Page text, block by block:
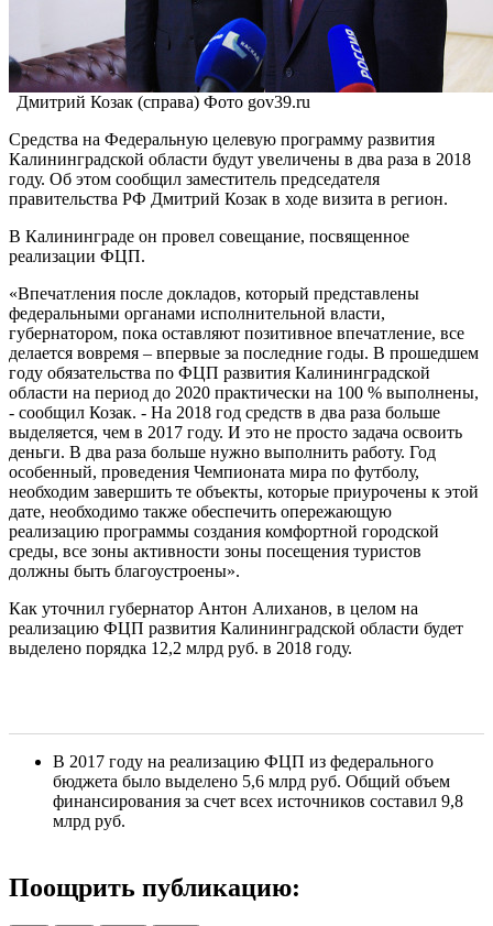
Дмитрий Козак (справа) Фото gov39.ru
Средства на Федеральную целевую программу развития
Калининградской области будут увеличены в два раза в 2018
году. Об этом сообщил заместитель председателя
правительства РФ Дмитрий Козак в ходе визита в регион.
В Калининграде он провел совещание, посвященное
реализации ФЦП.
«Впечатления после докладов, который представлены
федеральными органами исполнительной власти,
губернатором, пока оставляют позитивное впечатление, все
делается вовремя – впервые за последние годы. В прошедшем
году обязательства по ФЦП развития Калининградской
области на период до 2020 практически на 100 % выполнены,
- сообщил Козак. - На 2018 год средств в два раза больше
выделяется, чем в 2017 году. И это не просто задача освоить
деньги. В два раза больше нужно выполнить работу. Год
особенный, проведения Чемпионата мира по футболу,
необходим завершить те объекты, которые приурочены к этой
дате, необходимо также обеспечить опережающую
реализацию программы создания комфортной городской
среды, все зоны активности зоны посещения туристов
должны быть благоустроены».
Как уточнил губернатор Антон Алиханов, в целом на
реализацию ФЦП развития Калининградской области будет
выделено порядка 12,2 млрд руб. в 2018 году.
В 2017 году на реализацию ФЦП из федерального
бюджета было выделено 5,6 млрд руб. Общий объем
финансирования за счет всех источников составил 9,8
млрд руб.
Поощрить публикацию: